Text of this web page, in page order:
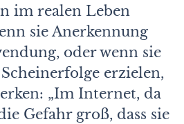
im realen Leben
sie Anerkennung
oder wenn sie
erzielen,
„Im Internet, da
Gefahr groß, dass sie